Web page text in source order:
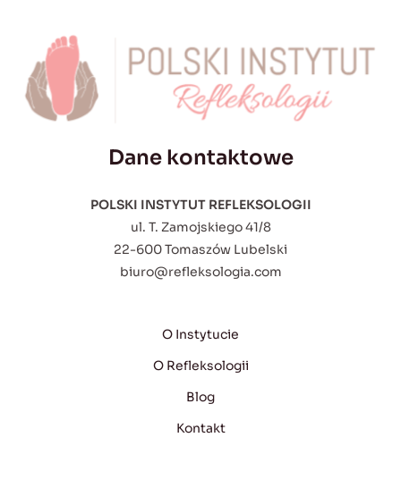
Dane kontaktowe
POLSKI INSTYTUT REFLEKSOLOGII
ul. T. Zamojskiego 41/8
22-600 Tomaszów Lubelski
biuro@refleksologia.com
O Instytucie
O Refleksologii
Blog
Kontakt